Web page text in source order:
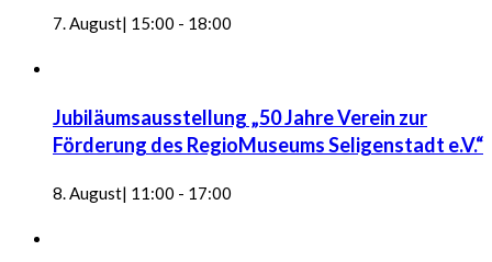
7. August| 15:00 - 18:00
Jubiläumsausstellung „50 Jahre Verein zur
Förderung des RegioMuseums Seligenstadt e.V.“
8. August| 11:00 - 17:00